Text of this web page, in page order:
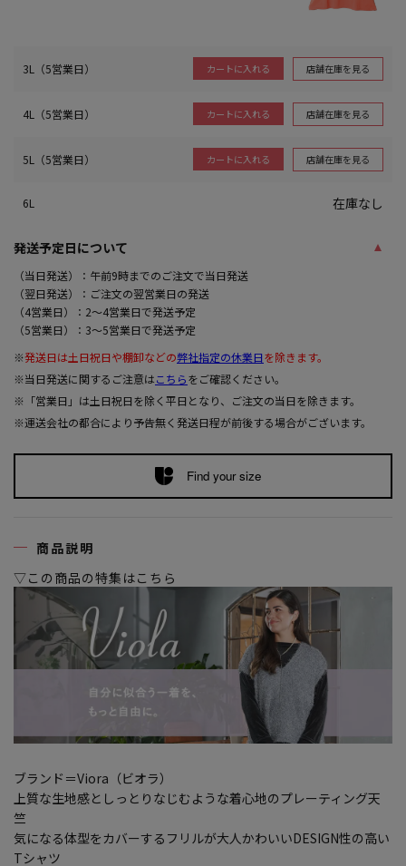
3L（5営業日） カートに入れる 店舗在庫を見る
4L（5営業日） カートに入れる 店舗在庫を見る
5L（5営業日） カートに入れる 店舗在庫を見る
6L 在庫なし
発送予定日について
（当日発送）：午前9時までのご注文で当日発送
（翌日発送）：ご注文の翌営業日の発送
（4営業日）：2～4営業日で発送予定
（5営業日）：3～5営業日で発送予定
※発送日は土日祝日や棚卸などの弊社指定の休業日を除きます。
※当日発送に関するご注意はこちらをご確認ください。
※「営業日」は土日祝日を除く平日となり、ご注文の当日を除きます。
※運送会社の都合により予告無く発送日程が前後する場合がございます。
Find your size
商品説明
▽この商品の特集はこちら
ブランド＝Viora（ビオラ）
上質な生地感としっとりなじむような着心地のプレーティング天
竺
気になる体型をカバーするフリルが大人かわいいDESIGN性の高い
Tシャツ